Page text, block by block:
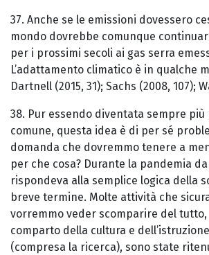
37. Anche se le emissioni dovessero
mondo dovrebbe comunque
per i prossimi secoli ai gas serra
L’adattamento climatico è in qualche
Dartnell (2015, 31); Sachs (2008, 107);
38. Pur essendo diventata sempre
comune, questa idea è di per sé
domanda che dovremmo tenere a
per che cosa? Durante la pandemia da
rispondeva alla semplice logica della
breve termine. Molte attività che
vorremmo veder scomparire del
comparto della cultura e
(compresa la ricerca), sono state